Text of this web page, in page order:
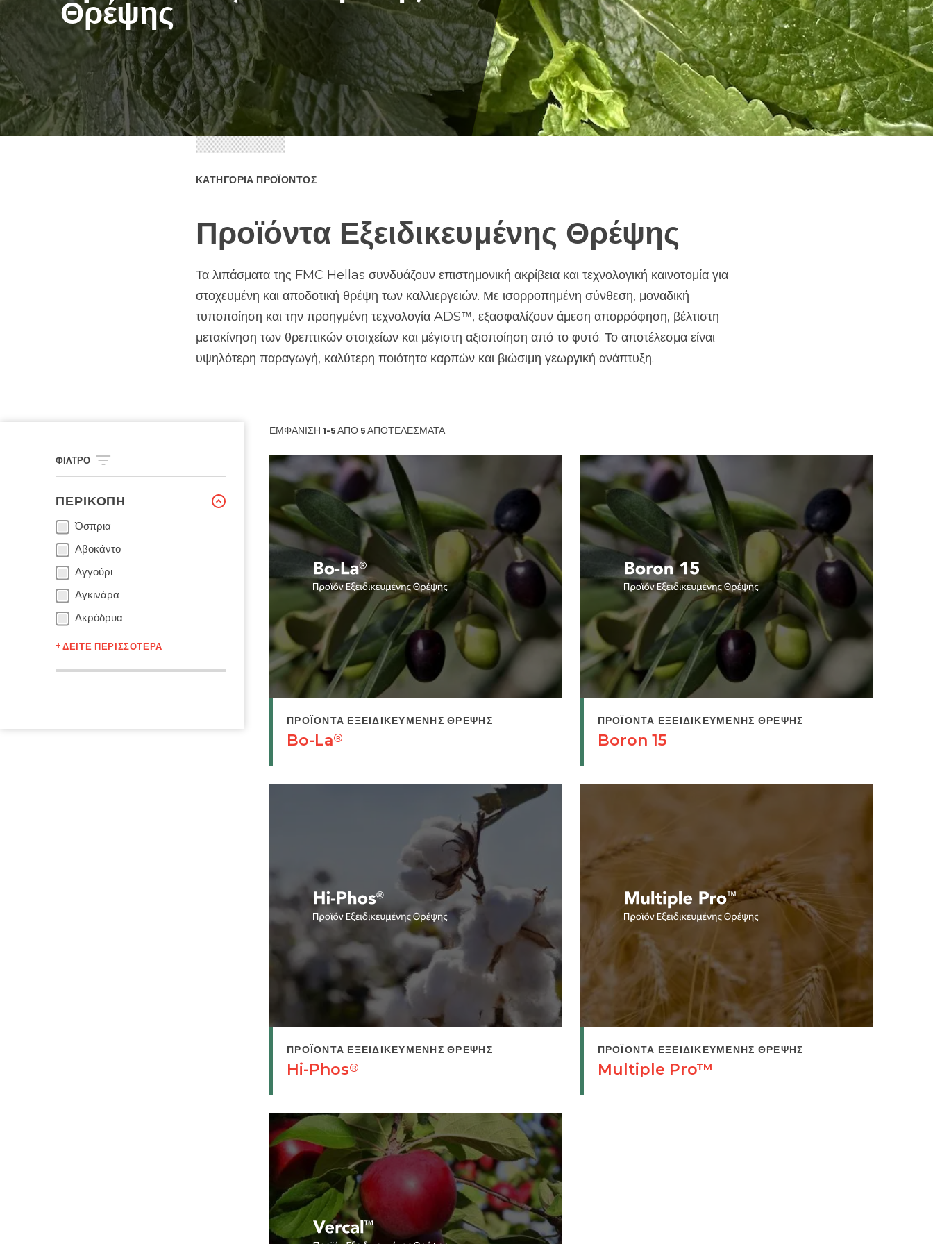
Θρέψης
ΚΑΤΗΓΟΡΊΑ ΠΡΟΪΌΝΤΟΣ
Προϊόντα Εξειδικευμένης Θρέψης
Τα λιπάσματα της FMC Hellas συνδυάζουν επιστημονική ακρίβεια και τεχνολογική καινοτομία για
στοχευμένη και αποδοτική θρέψη των καλλιεργειών. Με ισορροπημένη σύνθεση, μοναδική
τυποποίηση και την προηγμένη τεχνολογία ADS™, εξασφαλίζουν άμεση απορρόφηση, βέλτιστη
μετακίνηση των θρεπτικών στοιχείων και μέγιστη αξιοποίηση από το φυτό. Το αποτέλεσμα είναι
υψηλότερη παραγωγή, καλύτερη ποιότητα καρπών και βιώσιμη γεωργική ανάπτυξη.
ΦΊΛΤΡΟ
ΠΕΡΙΚΟΠΉ
Όσπρια
Αβοκάντο
Αγγούρι
Αγκινάρα
Ακρόδρυα
ΔΕΊΤΕ ΠΕΡΙΣΣΌΤΕΡΑ
ΕΜΦΆΝΙΣΗ 1-5ΑΠΌ 5ΑΠΟΤΕΛΈΣΜΑΤΑ
ΠΡΟΪΌΝΤΑ ΕΞΕΙΔΙΚΕΥΜΈΝΗΣ ΘΡΈΨΗΣ
Bo-La®
ΠΡΟΪΌΝΤΑ ΕΞΕΙΔΙΚΕΥΜΈΝΗΣ ΘΡΈΨΗΣ
Boron 15
ΠΡΟΪΌΝΤΑ ΕΞΕΙΔΙΚΕΥΜΈΝΗΣ ΘΡΈΨΗΣ
Hi-Phos®
ΠΡΟΪΌΝΤΑ ΕΞΕΙΔΙΚΕΥΜΈΝΗΣ ΘΡΈΨΗΣ
Multiple Pro™